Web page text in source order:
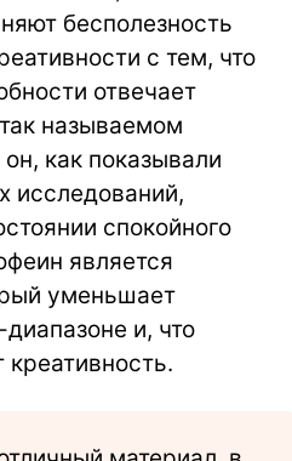
бесполезность
с тем, что
отвечает
называемом
как показывали
исследований,
спокойного
является
уменьшает
и, что